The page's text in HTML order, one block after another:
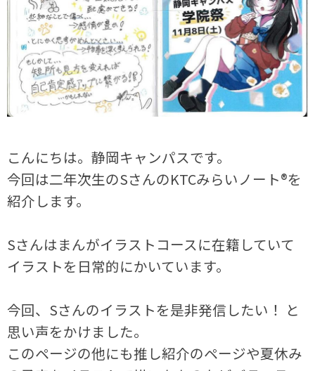
こんにちは。静岡キャンパスです。
今回は二年次生のSさんのKTCみらいノート®を
紹介します。
Sさんはまんがイラストコースに在籍していて
イラストを日常的にかいています。
今回、Sさんのイラストを是非発信したい！ と
思い声をかけました。
このページの他にも推し紹介のページや夏休み